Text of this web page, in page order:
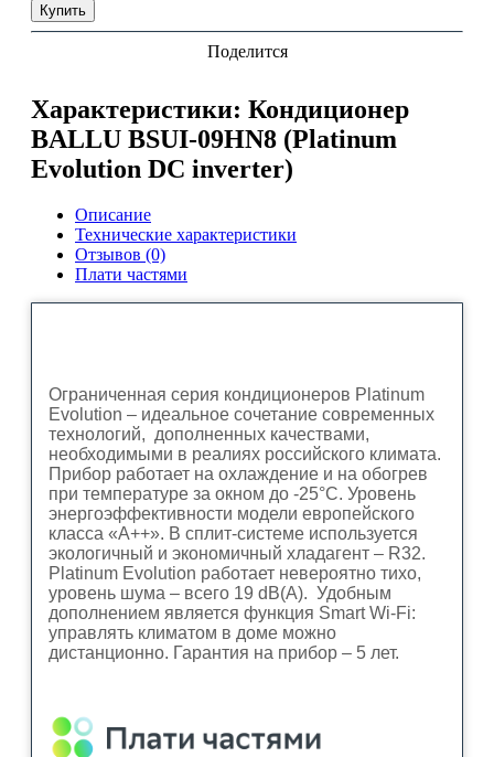
Купить
Поделится
Характеристики: Кондиционер
BALLU BSUI-09HN8 (Platinum
Evolution DC inverter)
Описание
Технические характеристики
Отзывов (0)
Плати частями
Ограниченная серия кондиционеров Platinum
Evolution – идеальное сочетание современных
технологий, дополненных качествами,
необходимыми в реалиях российского климата.
Прибор работает на охлаждение и на обогрев
при температуре за окном до -25°С. Уровень
энергоэффективности модели европейского
класса «A++». В сплит-системе используется
экологичный и экономичный хладагент – R32.
Platinum Evolution работает невероятно тихо,
уровень шума – всего 19 dB(A). Удобным
дополнением является функция Smart Wi-Fi:
управлять климатом в доме можно
дистанционно. Гарантия на прибор – 5 лет.